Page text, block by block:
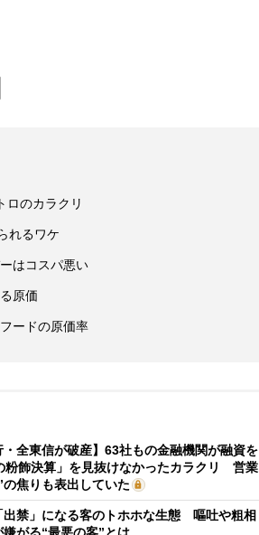
のカラクリ
れるワケ
はコスパ悪い
原価
ードの原価率
・全東信が破産】63社もの金融機関が融資を
粉飾決算」を見抜けなかったカラクリ 営業
焦りも表出していた
出禁」になる客のトホホな生態 嘔吐や粗相
がる“最悪の客”とは